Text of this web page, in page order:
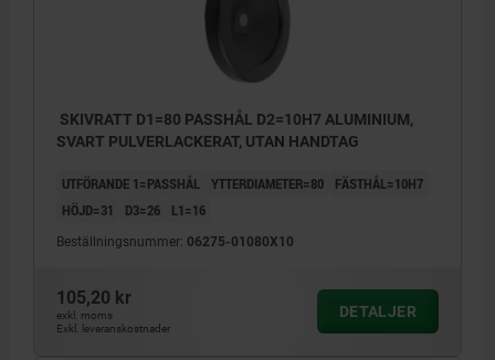
SKIVRATT D1=80 PASSHÅL D2=10H7 ALUMINIUM,
SVART PULVERLACKERAT, UTAN HANDTAG
UTFÖRANDE 1=PASSHÅL YTTERDIAMETER=80
FÄSTHÅL=10H7
HÖJD=31
D3=26 L1=16
Beställningsnummer: 06275-01080X10
105,20 kr
exkl. moms
Exkl. leveranskostnader
DETALJER